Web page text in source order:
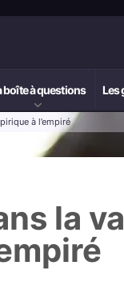
boîte à questions Les
à l’empiré
la